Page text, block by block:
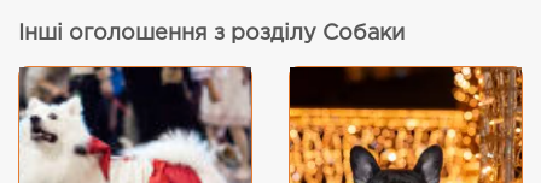
Інші оголошення з розділу Собаки